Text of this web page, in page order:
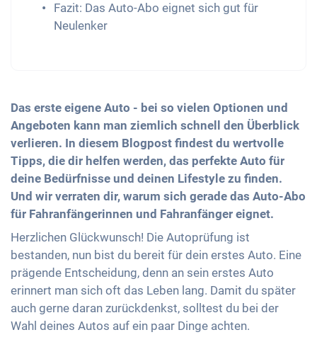
Fazit: Das Auto-Abo eignet sich gut für
Neulenker
Das erste eigene Auto - bei so vielen Optionen und
Angeboten kann man ziemlich schnell den Überblick
verlieren. In diesem Blogpost findest du wertvolle
Tipps, die dir helfen werden, das perfekte Auto für
deine Bedürfnisse und deinen Lifestyle zu finden.
Und wir verraten dir, warum sich gerade das Auto-Abo
für Fahranfängerinnen und Fahranfänger eignet.
Herzlichen Glückwunsch! Die Autoprüfung ist
bestanden, nun bist du bereit für dein erstes Auto. Eine
prägende Entscheidung, denn an sein erstes Auto
erinnert man sich oft das Leben lang. Damit du später
auch gerne daran zurückdenkst, solltest du bei der
Wahl deines Autos auf ein paar Dinge achten.